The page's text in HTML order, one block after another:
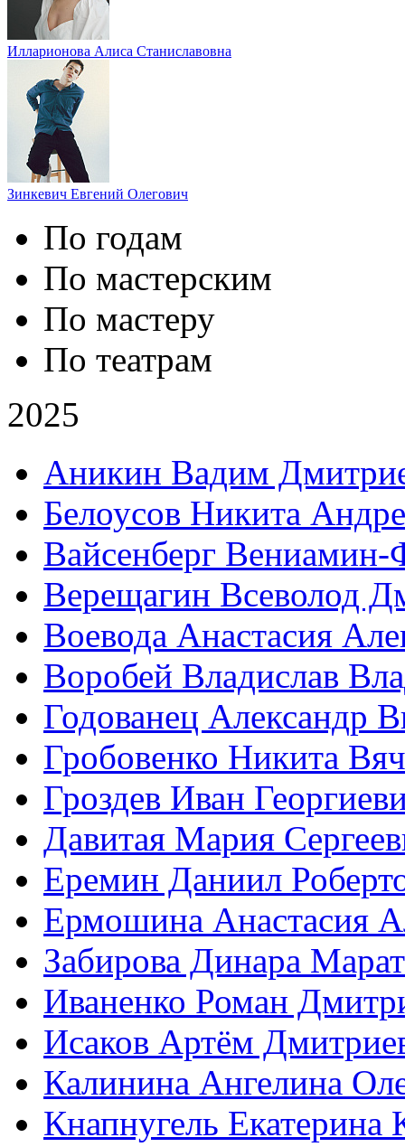
Илларионова Алиса Станиславовна
Зинкевич Евгений Олегович
По годам
По мастерcким
По мастеру
По театрам
2025
Аникин Вадим
Белоусов Никита
Вайсенберг
Верещагин Всеволод
Воевода Анастасия
Воробей Владислав
Годованец Александр
Гробовенко Никита
Гроздев Иван
Давитая Мария
Еремин Даниил
Ермошина Анастасия
Забирова Динара
Иваненко Роман
Исаков Артём
Калинина Ангелина
Кнапнугель Екатерина